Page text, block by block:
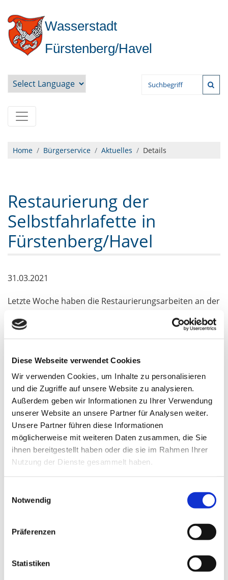
Diese Webseite verwendet Cookies
Wir verwenden Cookies, um Inhalte zu personalisieren
und die Zugriffe auf unsere Website zu analysieren.
Außerdem geben wir Informationen zu Ihrer Verwendung
unserer Website an unsere Partner für Analysen weiter.
Unsere Partner führen diese Informationen
möglicherweise mit weiteren Daten zusammen, die Sie
ihnen bereitgestellt haben oder die sie im Rahmen Ihrer
Nutzung der Dienste gesammelt haben.
Notwendig
Präferenzen
Statistiken
Wasserstadt
Fürstenberg/Havel
Home Bürgerservice Aktuelles Details
Restaurierung der
Selbstfahrlafette in
Fürstenberg/Havel
31.03.2021
Letzte Woche haben die Restaurierungsarbeiten an der
Fürstenberger Selbstfahrlafette begonnen. Das
historische Fahrzeug befindet sich an der
Befreiung des ehemaligen Konzentrationslagers
Ravensbrück durch die Rote Armee.
Die Arbeiten werden durch den Diplom Restaurator
Mario Jehle aus Berlin durchgeführt. Zunächst wurden
einzelne Teile demontiert, die in der Werkstatt
vorbereitet werden. Mitte April wird dann vor Ort
eingerüstet und die Arbeiten sollen bis voraussichtlich
Mitte Mai abgeschlossen werden.